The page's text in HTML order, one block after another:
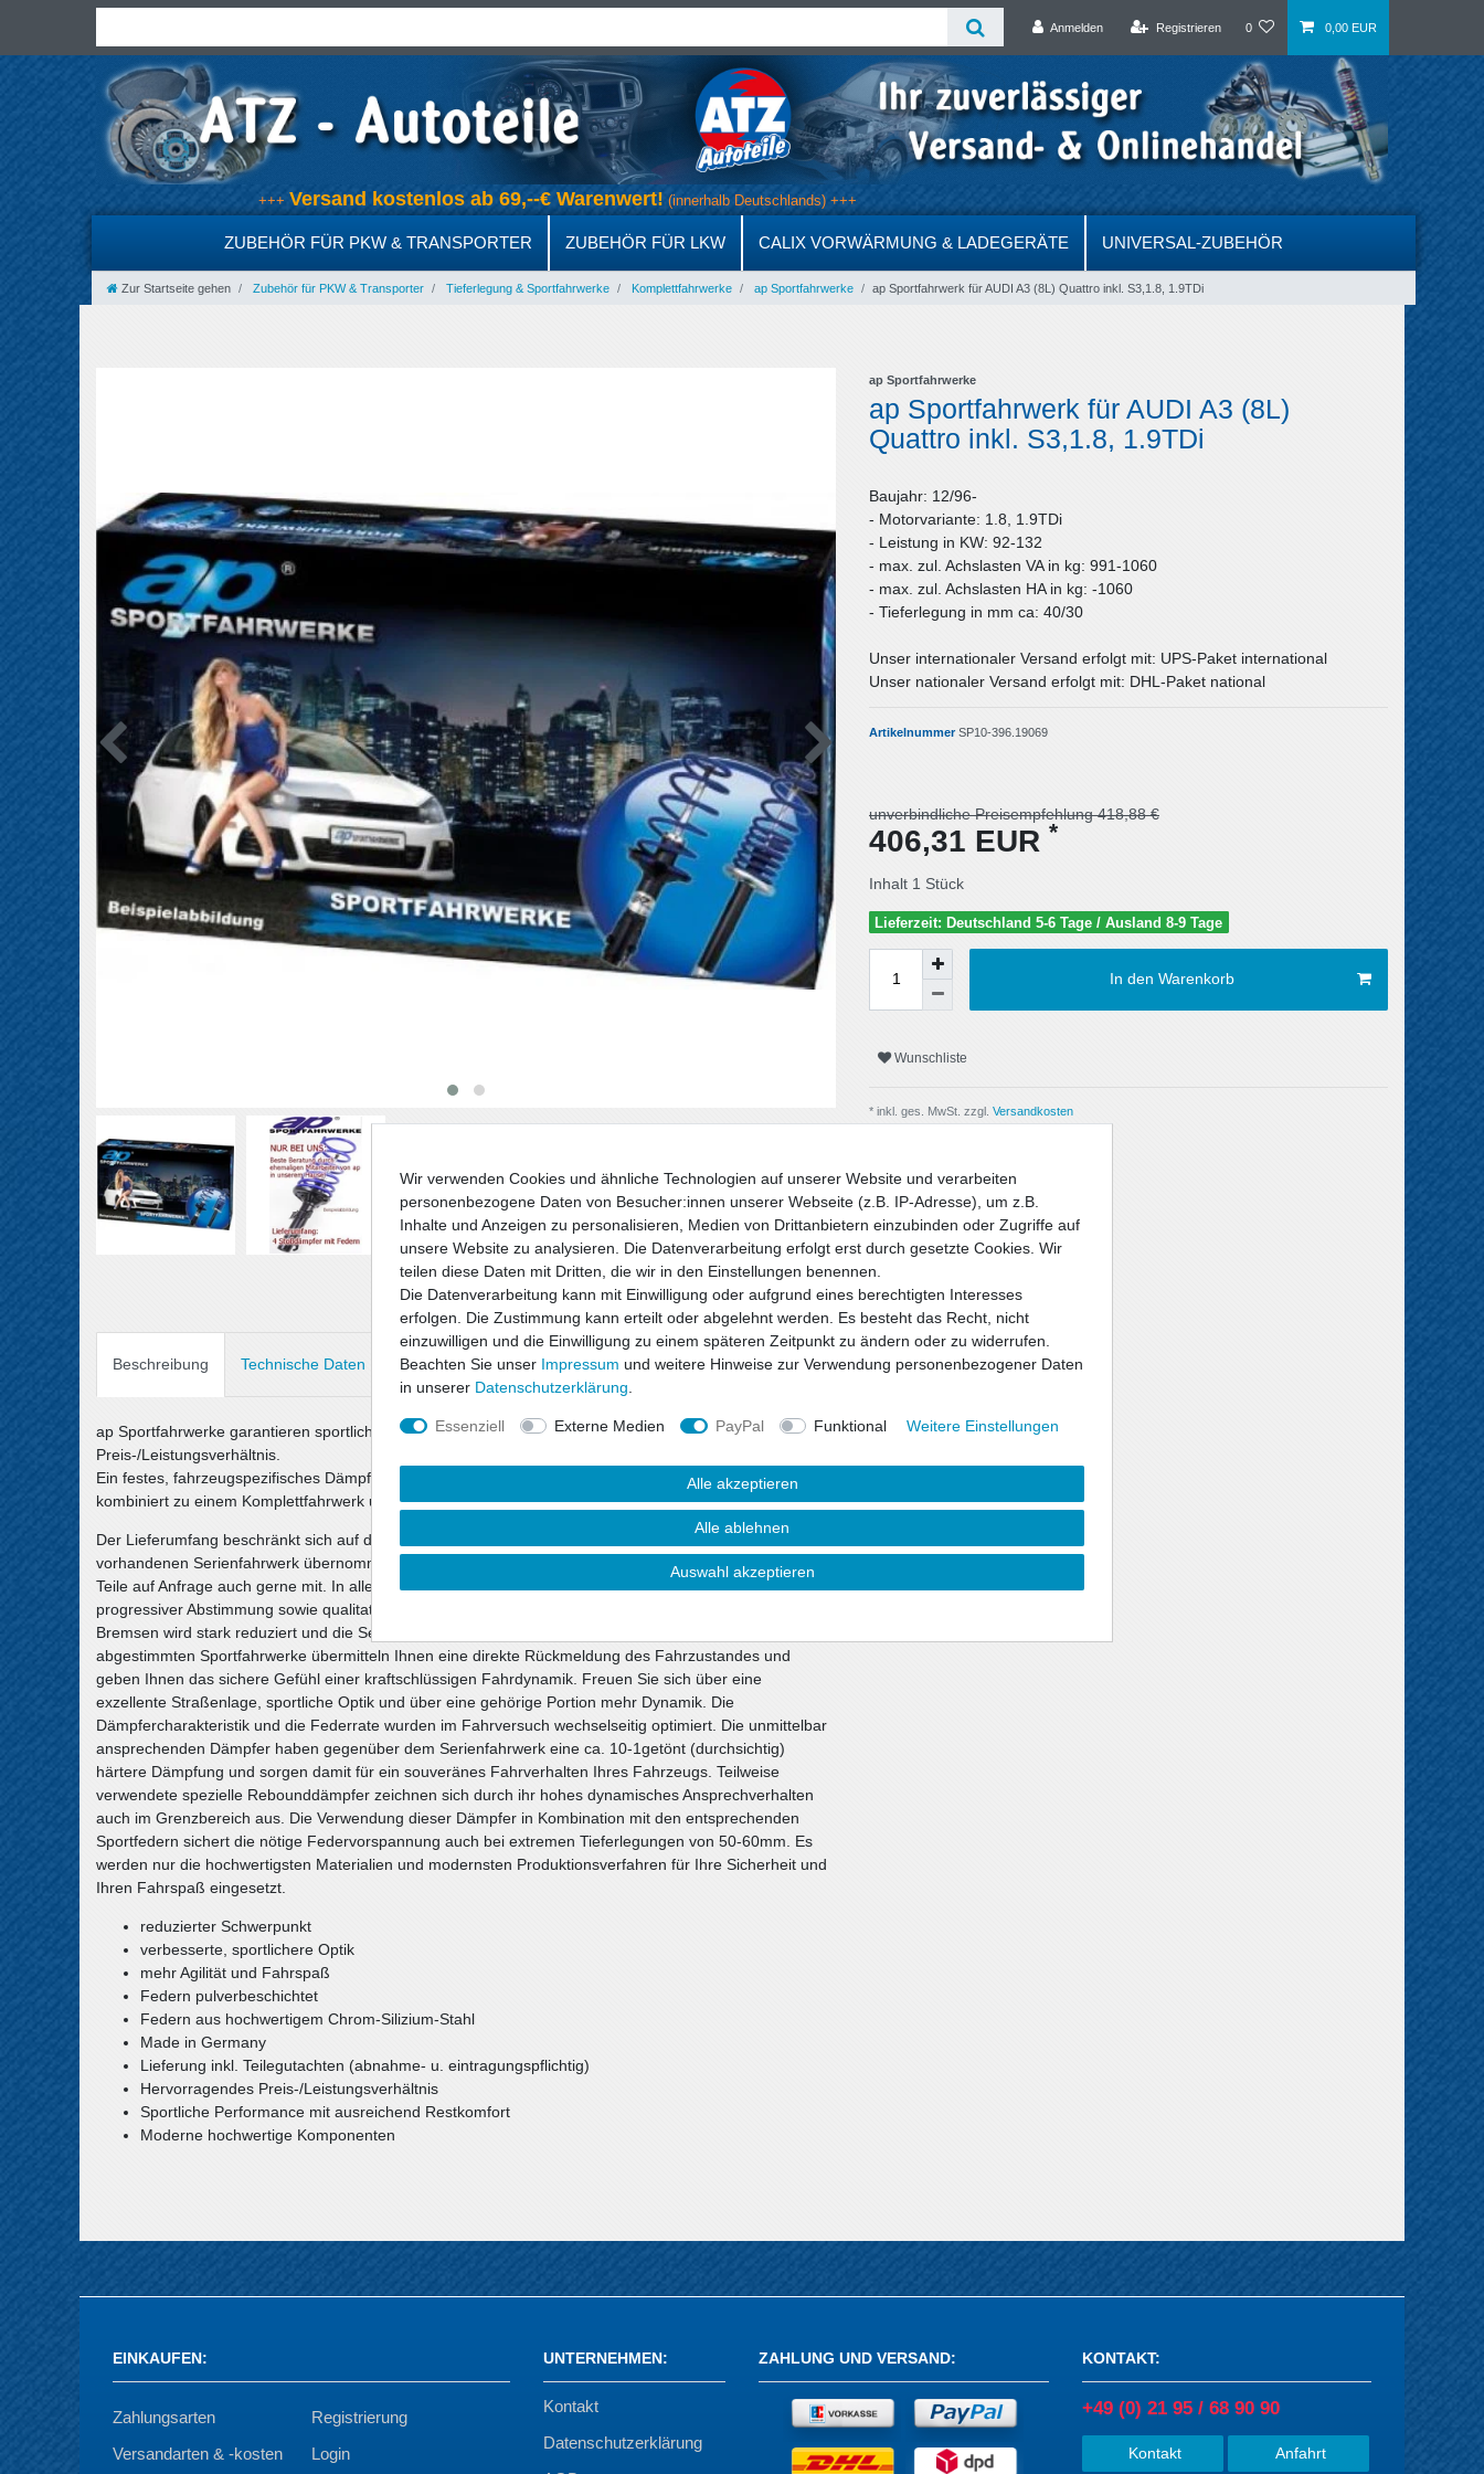
Anmelden Registrieren 0 0,00 EUR
+++Versand kostenlos ab 69,--€ Warenwert!(innerhalb Deutschlands) +++
ZUBEHÖR FÜR PKW & TRANSPORTER ZUBEHÖR FÜR LKW CALIX VORWÄRMUNG & LADEGERÄTE UNIVERSAL-ZUBEHÖR
Zur Startseite gehen Zubehör für PKW & Transporter Tieferlegung & Sportfahrwerke Komplettfahrwerke ap Sportfahrwerke ap Sportfahrwerk für AUDI A3 (8L) Quattro inkl. S3,1.8, 1.9TDi
ap Sportfahrwerke
ap Sportfahrwerk für AUDI A3 (8L)
Quattro inkl. S3,1.8, 1.9TDi
Baujahr: 12/96-
- Motorvariante: 1.8, 1.9TDi
- Leistung in KW: 92-132
- max. zul. Achslasten VA in kg: 991-1060
- max. zul. Achslasten HA in kg: -1060
- Tieferlegung in mm ca: 40/30
Unser internationaler Versand erfolgt mit: UPS-Paket international
Unser nationaler Versand erfolgt mit: DHL-Paket national
ArtikelnummerSP10-396.19069
unverbindliche Preisempfehlung 418,88 €
406,31 EUR *
Inhalt 1 Stück
Lieferzeit: Deutschland 5-6 Tage / Ausland 8-9 Tage
In den Warenkorb
Wunschliste
* inkl. ges. MwSt. zzgl. Versandkosten
Beschreibung Technische Daten Angaben Produktsicherheit
ap Sportfahrwerke garantieren sportlichen Fahrspaß und Sicherheit zu einem hervorragenden
Preis-/Leistungsverhältnis.
Ein festes, fahrzeugspezifisches Dämpfersetup wird mit den bewährten ap-Tieferlegungsfedern
kombiniert zu einem Komplettfahrwerk und erfüllt höchste Ansprüche.
Der Lieferumfang beschränkt sich auf die Federn und Stoßdämpfer. Alle anderen Bauteile können vom
vorhandenen Serienfahrwerk übernommen werden, sofern sie nicht beschädigt sind. Wir liefern diese
Teile auf Anfrage auch gerne mit. In allen Komplettfahrwerken werden die bewährten ap-Sportfedern in
progressiver Abstimmung sowie qualitativ hochwertige Sportdämpfer eingesetzt. Die Nickbewegung beim
Bremsen wird stark reduziert und die Seitenneigungen bei Kurvenfahrten wesentlich verbessert. Die
abgestimmten Sportfahrwerke übermitteln Ihnen eine direkte Rückmeldung des Fahrzustandes und
geben Ihnen das sichere Gefühl einer kraftschlüssigen Fahrdynamik. Freuen Sie sich über eine
exzellente Straßenlage, sportliche Optik und über eine gehörige Portion mehr Dynamik. Die
Dämpfercharakteristik und die Federrate wurden im Fahrversuch wechselseitig optimiert. Die unmittelbar
ansprechenden Dämpfer haben gegenüber dem Serienfahrwerk eine ca. 10-1getönt (durchsichtig)
härtere Dämpfung und sorgen damit für ein souveränes Fahrverhalten Ihres Fahrzeugs. Teilweise
verwendete spezielle Rebounddämpfer zeichnen sich durch ihr hohes dynamisches Ansprechverhalten
auch im Grenzbereich aus. Die Verwendung dieser Dämpfer in Kombination mit den entsprechenden
Sportfedern sichert die nötige Federvorspannung auch bei extremen Tieferlegungen von 50-60mm. Es
werden nur die hochwertigsten Materialien und modernsten Produktionsverfahren für Ihre Sicherheit und
Ihren Fahrspaß eingesetzt.
reduzierter Schwerpunkt
verbesserte, sportlichere Optik
mehr Agilität und Fahrspaß
Federn pulverbeschichtet
Federn aus hochwertigem Chrom-Silizium-Stahl
Made in Germany
Lieferung inkl. Teilegutachten (abnahme- u. eintragungspflichtig)
Hervorragendes Preis-/Leistungsverhältnis
Sportliche Performance mit ausreichend Restkomfort
Moderne hochwertige Komponenten
EINKAUFEN:
Zahlungsarten
Versandarten & -kosten
Registrierung
Login
UNTERNEHMEN:
Kontakt
Datenschutzerklärung
ZAHLUNG UND VERSAND: KONTAKT:
+49 (0) 21 95 / 68 90 90
Kontakt Anfahrt
Wir verwenden Cookies und ähnliche Technologien auf unserer Website und verarbeiten
personenbezogene Daten von Besucher:innen unserer Webseite (z.B. IP-Adresse), um z.B.
Inhalte und Anzeigen zu personalisieren, Medien von Drittanbietern einzubinden oder Zugriffe auf
unsere Website zu analysieren. Die Datenverarbeitung erfolgt erst durch gesetzte Cookies. Wir
teilen diese Daten mit Dritten, die wir in den Einstellungen benennen.
Die Datenverarbeitung kann mit Einwilligung oder aufgrund eines berechtigten Interesses
erfolgen. Die Zustimmung kann erteilt oder abgelehnt werden. Es besteht das Recht, nicht
einzuwilligen und die Einwilligung zu einem späteren Zeitpunkt zu ändern oder zu widerrufen.
Beachten Sie unser Impressum und weitere Hinweise zur Verwendung personenbezogener Daten
in unserer Daten­schutz­erklärung
Essenziell Externe Medien PayPal Funktional Weitere Einstellungen
Alle akzeptieren
Alle ablehnen
Auswahl akzeptieren